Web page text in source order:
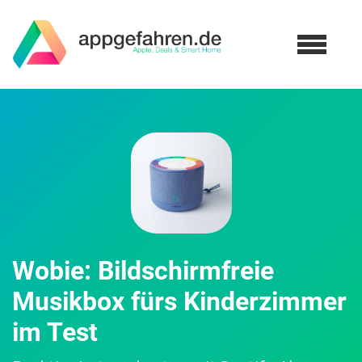
Wobie: Bildschirmfreie
Musikbox fürs Kinderzimmer
im Test